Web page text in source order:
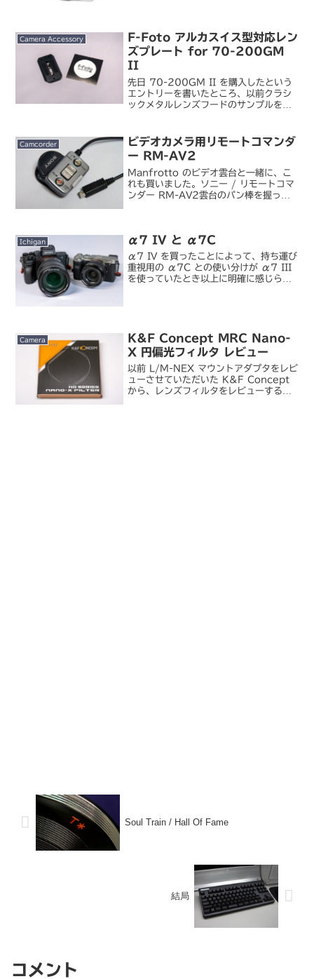
Camera Accessory
F-Foto アルカスイス型対応レン
ズプレート for 70-200GM
II
先日 70-200GM II を購入したという
エントリーを書いたところ、以前クラシ
ックメタルレンズフードのサンプルを提
台対応プレートのレビューをオファーい
ただき...
Camcorder
ビデオカメラ用リモートコマンダ
ー RM-AV2
Manfrotto のビデオ雲台と一緒に、こ
れも買いました。ソニー / リモートコマ
ンダー RM-AV2雲台のパン棒を握った
違う。実...
Ichigan α7 IV と α7C
α7 IV を買ったことによって、持ち運び
重視用の α7C との使い分けが α7 III
を使っていたとき以上に明確に感じられ
Camera
K&F Concept MRC Nano-
X 円偏光フィルタ レビュー
以前 L/M-NEX マウントアダプタをレビ
ューさせていただいた K&F Concept
から、レンズフィルタをレビューする機
Soul Train / Hall Of Fame
結局
コメント